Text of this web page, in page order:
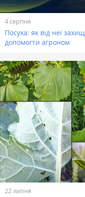
4 серпня
Посуха: як від неї
допомогти агроном
22 липня